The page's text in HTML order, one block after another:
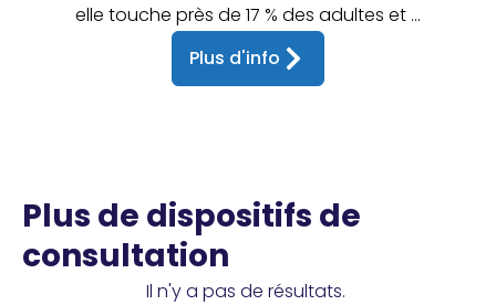
elle touche près de 17 % des adultes et ...
Plus d'info
Plus de dispositifs de
consultation
Il n'y a pas de résultats.